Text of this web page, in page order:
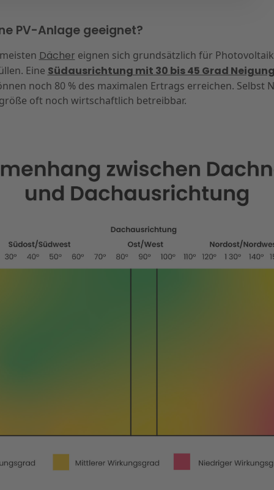
PV-Anlage geeignet?
Dächer eignen sich grundsätzlich für
Eine Südausrichtung mit 30 bis 45 Grad
noch 80 % des maximalen Ertrags erreichen. Selbst
oft noch wirtschaftlich betreibbar.